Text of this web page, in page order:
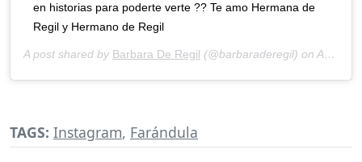
en historias para poderte verte ?? Te amo Hermana de
Regil y Hermano de Regil
A post shared by Barbara De Regil (@barbaraderegil) on Aug 16, 2020 at 4:02pm PDT
TAGS: Instagram, Farándula